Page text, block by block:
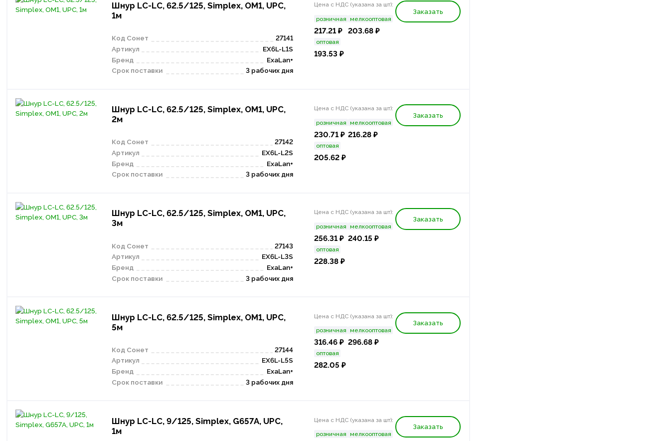
Шнур LC-LC, 62.5/125, Simplex, OM1, UPC,
1м
Код Сонет
27141
Артикул
EX6L-L1S
Бренд
ExaLan+
Срок поставки
3 рабочих дня
Цена с НДС (указана за шт):
розничная
217.21 ₽
мелкооптовая
203.68 ₽
оптовая
193.53 ₽
Заказать
Шнур LC-LC, 62.5/125, Simplex, OM1, UPC,
2м
Код Сонет
27142
Артикул
EX6L-L2S
Бренд
ExaLan+
Срок поставки
3 рабочих дня
Цена с НДС (указана за шт):
розничная
230.71 ₽
мелкооптовая
216.28 ₽
оптовая
205.62 ₽
Заказать
Шнур LC-LC, 62.5/125, Simplex, OM1, UPC,
3м
Код Сонет
27143
Артикул
EX6L-L3S
Бренд
ExaLan+
Срок поставки
3 рабочих дня
Цена с НДС (указана за шт):
розничная
256.31 ₽
мелкооптовая
240.15 ₽
оптовая
228.38 ₽
Заказать
Шнур LC-LC, 62.5/125, Simplex, OM1, UPC,
5м
Код Сонет
27144
Артикул
EX6L-L5S
Бренд
ExaLan+
Срок поставки
3 рабочих дня
Цена с НДС (указана за шт):
розничная
316.46 ₽
мелкооптовая
296.68 ₽
оптовая
282.05 ₽
Заказать
Шнур LC-LC, 9/125, Simplex, G657A, UPC,
1м
Цена с НДС (указана за шт):
розничная мелкооптовая
Заказать